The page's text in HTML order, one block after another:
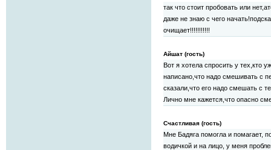
так что стоит пробовать или
даже не знаю с чего
очищает!!!!!!!!!!!
Айшат (гость)
Вот я хотела спросить у тех,кто
написано,что надо смешивать с
сказали,что его надо смешать с
Лично мне кажется,что опасно
Счастливая (гость)
Мне Бадяга помогла и помагает,
водичкой и на лицо, у меня